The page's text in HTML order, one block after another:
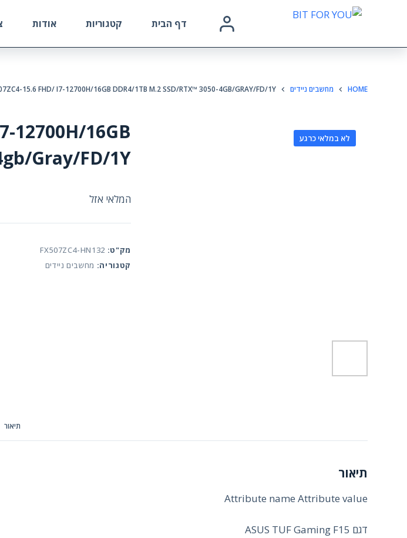
דף הבית קטגוריות אודות
HOME מחשבים ניידים 15.6 FHD/ I7-12700H/16GB DDR4/1TB M.2 SSD/RTX™ 3050-4GB/GRAY/FD/1Y
לא במלאי כרגע
12700H/16GB
Gray/FD/1Y
המלאי אזל
מק"ט: FX507ZC4-HN132
קטגוריה: מחשבים ניידים
תיאור
תיאור
Attribute name Attribute value
דגם ASUS TUF Gaming F15